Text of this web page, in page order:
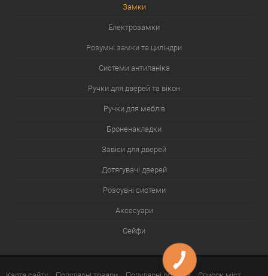
Замки
Електрозамки
Розумні замки та циліндри
Системи антипаніка
Ручки для дверей та вікон
Ручки для меблів
Броненакладки
Завіси для дверей
Дотягувачі дверей
Розсувні системи
Аксесуари
Сейфи